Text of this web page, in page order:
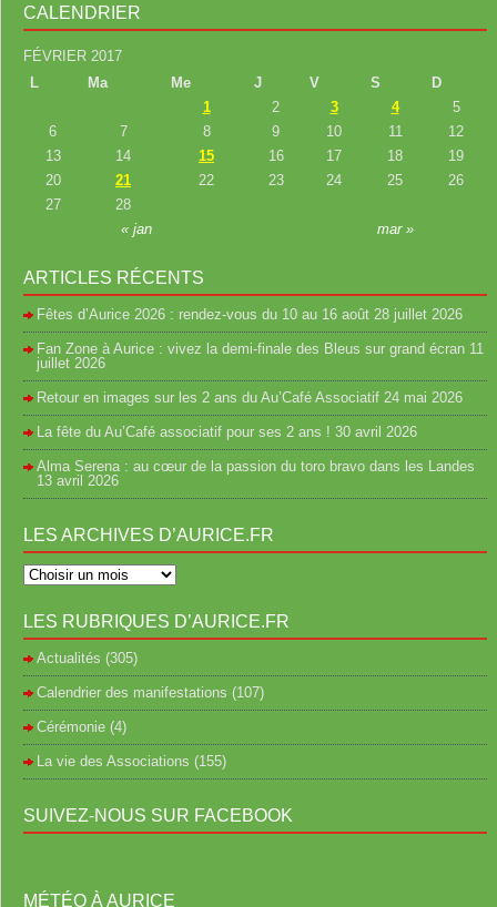
CALENDRIER
FÉVRIER 2017
L
Ma Me J V S D
« jan mar »
1 2 3 4
5
6
7 8 9 10 11
12
13
14 15 16 17 18
19
20
21 22 23 24 25
26
27
28
ARTICLES RÉCENTS
Fêtes d’Aurice 2026 : rendez-vous du 10 au 16 août 28 juillet 2026
Fan Zone à Aurice : vivez la demi-finale des Bleus sur grand écran 11
juillet 2026
Retour en images sur les 2 ans du Au’Café Associatif 24 mai 2026
La fête du Au’Café associatif pour ses 2 ans ! 30 avril 2026
Alma Serena : au cœur de la passion du toro bravo dans les Landes
13 avril 2026
LES ARCHIVES D’AURICE.FR
LES RUBRIQUES D’AURICE.FR
Actualités (305)
Calendrier des manifestations (107)
Cérémonie (4)
La vie des Associations (155)
SUIVEZ-NOUS SUR FACEBOOK
MÉTÉO À AURICE